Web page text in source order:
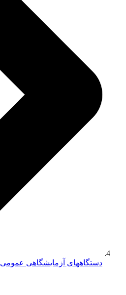
دستگاههای آزمایشگاهی عمومی